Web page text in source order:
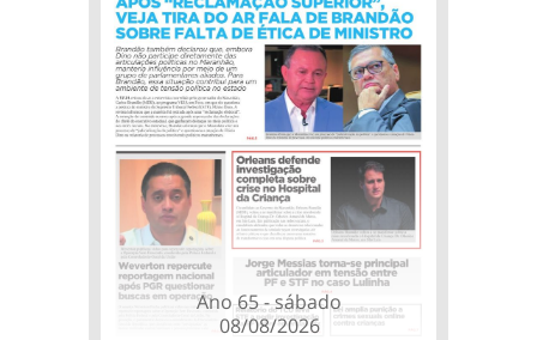
Ano 65 - sábado
08/08/2026